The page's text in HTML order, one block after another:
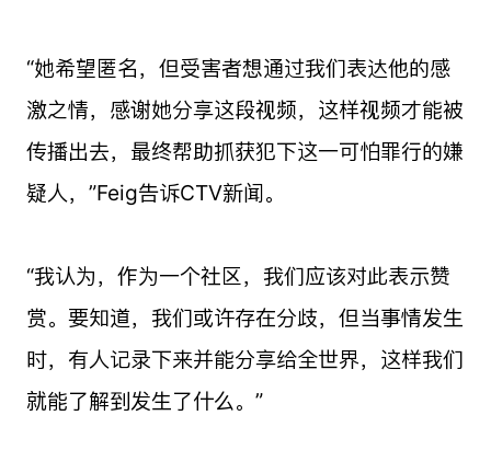
“她希望匿名，但受害者想通过我们表达他的感
激之情，感谢她分享这段视频，这样视频才能被
传播出去，最终帮助抓获犯下这一可怕罪行的嫌
疑人，”Feig告诉CTV新闻。
“我认为，作为一个社区，我们应该对此表示赞
赏。要知道，我们或许存在分歧，但当事情发生
时，有人记录下来并能分享给全世界，这样我们
就能了解到发生了什么。”